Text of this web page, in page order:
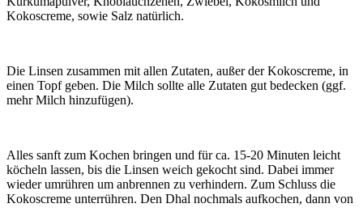
Kokoscreme, sowie Salz natürlich.
Die Linsen zusammen mit allen Zutaten, außer der Kokoscreme, in
einen Topf geben. Die Milch sollte alle Zutaten gut bedecken (ggf.
mehr Milch hinzufügen).
Alles sanft zum Kochen bringen und für ca. 15-20 Minuten leicht
köcheln lassen, bis die Linsen weich gekocht sind. Dabei immer
wieder umrühren um anbrennen zu verhindern. Zum Schluss die
Kokoscreme unterrühren. Den Dhal nochmals aufkochen, dann von